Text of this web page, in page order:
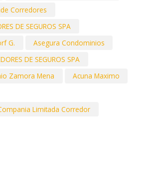
Corredores
DE SEGUROS SPA
G.
Asegura Condominios
DE SEGUROS SPA
Zamora Mena
Acuna Maximo
Limitada Corredor